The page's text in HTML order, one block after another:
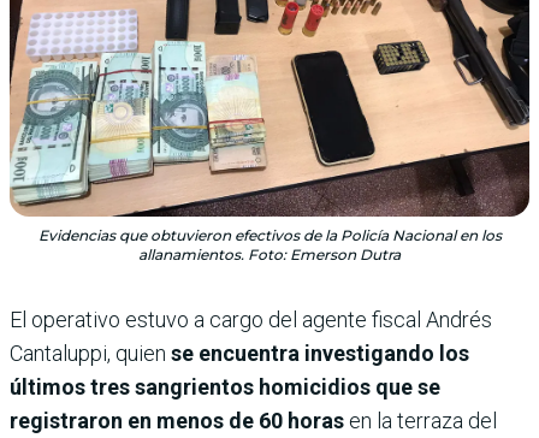
Evidencias que obtuvieron efectivos de la Policía Nacional en los
allanamientos. Foto: Emerson Dutra
El operativo estuvo a cargo del agente fiscal Andrés
Cantaluppi, quien se encuentra investigando los
últimos tres sangrientos homicidios que se
registraron en menos de 60 horas en la terraza del